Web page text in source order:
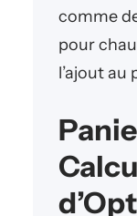
comme
pour
l’ajout au